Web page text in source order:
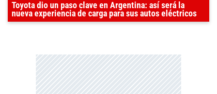
Toyota dio un paso clave en Argentina: así será la
nueva experiencia de carga para sus autos eléctricos